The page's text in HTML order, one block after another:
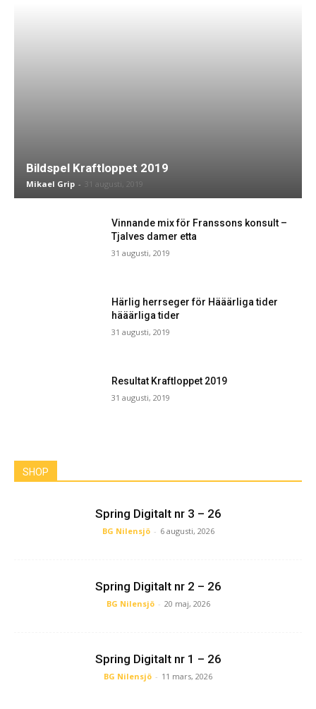
Bildspel Kraftloppet 2019
Mikael Grip - 31 augusti, 2019
Vinnande mix för Franssons konsult –
Tjalves damer etta
31 augusti, 2019
Härlig herrseger för Hääärliga tider
hääärliga tider
31 augusti, 2019
Resultat Kraftloppet 2019
31 augusti, 2019
SHOP
Spring Digitalt nr 3 – 26
BG Nilensjö - 6 augusti, 2026
Spring Digitalt nr 2 – 26
BG Nilensjö - 20 maj, 2026
Spring Digitalt nr 1 – 26
BG Nilensjö - 11 mars, 2026